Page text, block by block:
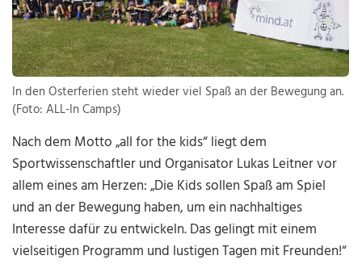
In den Osterferien steht wieder viel Spaß an der Bewegung an.
(Foto: ALL-In Camps)
Nach dem Motto „all for the kids“ liegt dem
Sportwissenschaftler und Organisator Lukas Leitner vor
allem eines am Herzen: „Die Kids sollen Spaß am Spiel
und an der Bewegung haben, um ein nachhaltiges
Interesse dafür zu entwickeln. Das gelingt mit einem
vielseitigen Programm und lustigen Tagen mit Freunden!“